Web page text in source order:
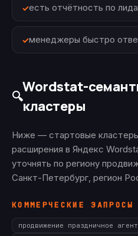
есть отчётность по
менеджеры быстро
🔍
Wordstat-
кластеры
Ниже — стартовые
расширения в Яндекс
уточнять по региону
Санкт-Петербург, регион
КОММЕРЧЕСКИЕ ЗАПРОСЫ
продвижение праздничное